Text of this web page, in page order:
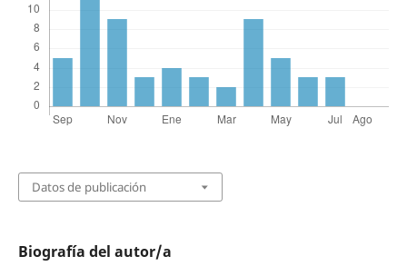
Datos de publicación
Biografía del autor/a